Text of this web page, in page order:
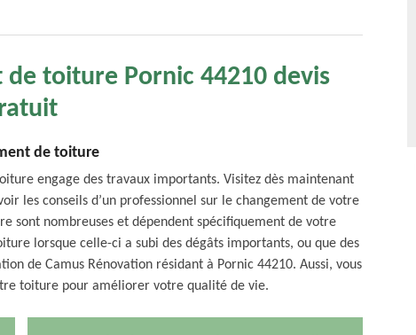
toiture Pornic 44210 devis
de toiture
engage des travaux importants. Visitez dès maintenant
les conseils d’un professionnel sur le changement de votre
sont nombreuses et dépendent spécifiquement de votre
lorsque celle-ci a subi des dégâts importants, ou que des
de Camus Rénovation résidant à Pornic 44210. Aussi, vous
toiture pour améliorer votre qualité de vie.